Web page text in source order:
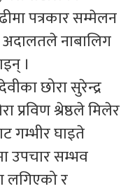
पत्रकार सम्मेलन
अदालतले नाबालिग
।
छोरा सुरेन्द्र
प्रविण श्रेष्ठले मिलेर
गम्भीर घाइते
उपचार सम्भव
लगिएको र